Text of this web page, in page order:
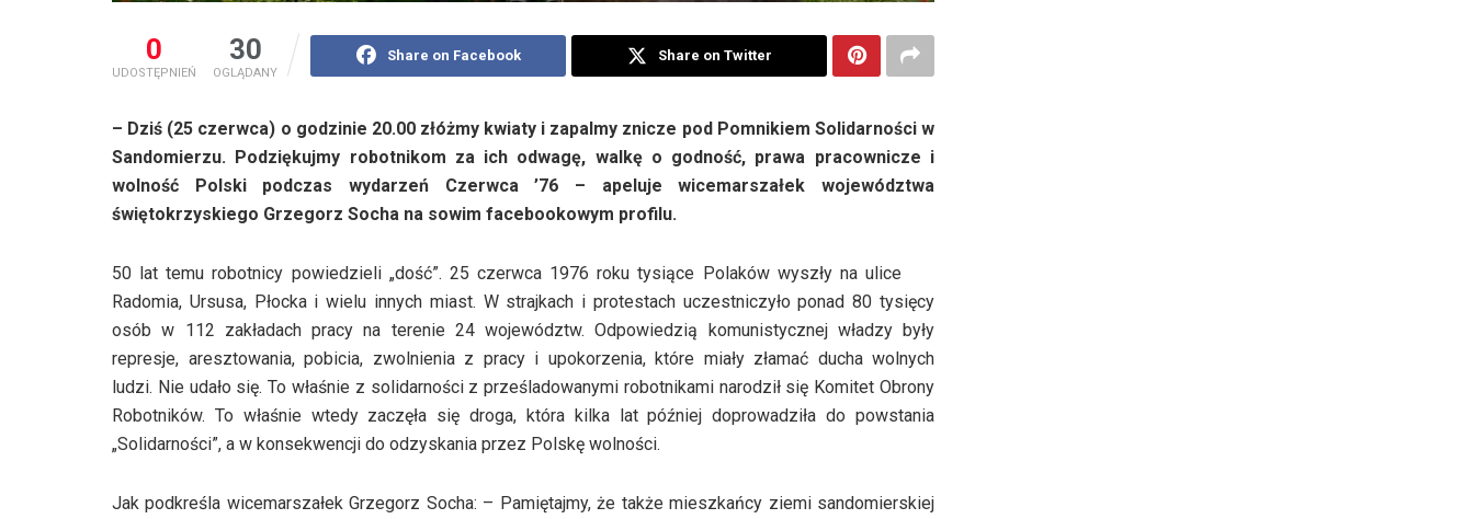
0
UDOSTĘPNIEŃ
30
OGLĄDANY
Share on Facebook Share on Twitter
– Dziś (25 czerwca) o godzinie 20.00 złóżmy kwiaty i zapalmy znicze pod Pomnikiem Solidarności w
Sandomierzu. Podziękujmy robotnikom za ich odwagę, walkę o godność, prawa pracownicze i
wolność Polski podczas wydarzeń Czerwca ’76 – apeluje wicemarszałek województwa
świętokrzyskiego Grzegorz Socha na sowim facebookowym profilu.
50 lat temu robotnicy powiedzieli „dość”. 25 czerwca 1976 roku tysiące Polaków wyszły na ulice
Radomia, Ursusa, Płocka i wielu innych miast. W strajkach i protestach uczestniczyło ponad 80 tysięcy
osób w 112 zakładach pracy na terenie 24 województw. Odpowiedzią komunistycznej władzy były
represje, aresztowania, pobicia, zwolnienia z pracy i upokorzenia, które miały złamać ducha wolnych
ludzi. Nie udało się. To właśnie z solidarności z prześladowanymi robotnikami narodził się Komitet Obrony
Robotników. To właśnie wtedy zaczęła się droga, która kilka lat później doprowadziła do powstania
„Solidarności”, a w konsekwencji do odzyskania przez Polskę wolności.
Jak podkreśla wicemarszałek Grzegorz Socha: – Pamiętajmy, że także mieszkańcy ziemi sandomierskiej